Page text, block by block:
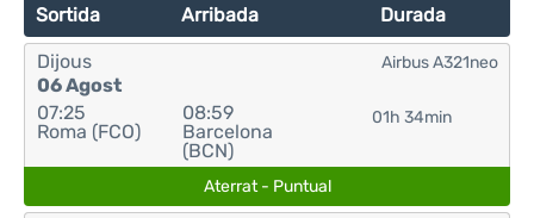
Sortida Arribada Durada
Dijous
06 Agost
07:25
Roma (FCO)
08:59
Barcelona
(BCN)
01h 34min
Airbus A321neo
Aterrat - Puntual